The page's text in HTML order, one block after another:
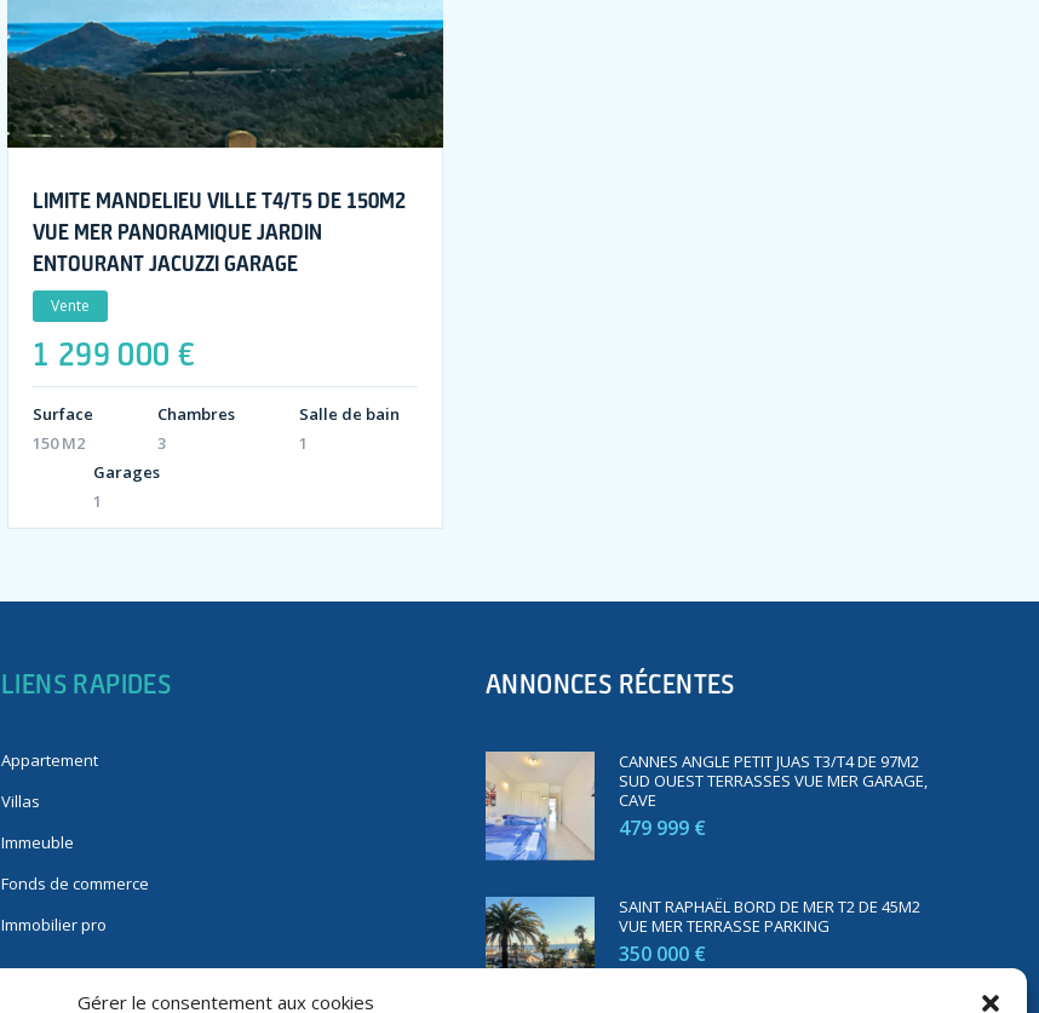
Gérer le consentement aux cookies
LIMITE MANDELIEU VILLE T4/T5 DE 150M2
VUE MER PANORAMIQUE JARDIN
ENTOURANT JACUZZI GARAGE
Vente
1 299 000 €
Surface
150 M2
Chambres
3
Salle de bain
1
Garages
1
LIENS RAPIDES
Appartement
Villas
Immeuble
Fonds de commerce
Immobilier pro
ANNONCES RÉCENTES
CANNES ANGLE PETIT JUAS T3/T4 DE 97M2
SUD OUEST TERRASSES VUE MER GARAGE,
CAVE
479 999 €
SAINT RAPHAËL BORD DE MER T2 DE 45M2
VUE MER TERRASSE PARKING
350 000 €